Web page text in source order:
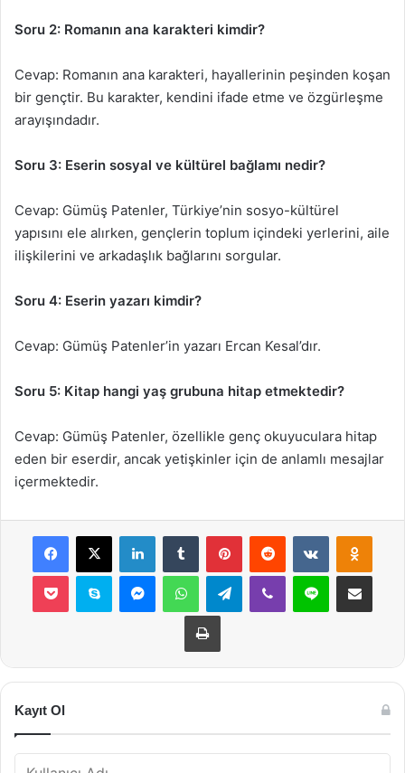
Soru 2: Romanın ana karakteri kimdir?
Cevap: Romanın ana karakteri, hayallerinin peşinden koşan
bir gençtir. Bu karakter, kendini ifade etme ve özgürleşme
arayışındadır.
Soru 3: Eserin sosyal ve kültürel bağlamı nedir?
Cevap: Gümüş Patenler, Türkiye’nin sosyo-kültürel
yapısını ele alırken, gençlerin toplum içindeki yerlerini, aile
ilişkilerini ve arkadaşlık bağlarını sorgular.
Soru 4: Eserin yazarı kimdir?
Cevap: Gümüş Patenler’in yazarı Ercan Kesal’dır.
Soru 5: Kitap hangi yaş grubuna hitap etmektedir?
Cevap: Gümüş Patenler, özellikle genç okuyuculara hitap
eden bir eserdir, ancak yetişkinler için de anlamlı mesajlar
içermektedir.
Facebook
X LinkedInTumblr PinterestReddit VKontakte
Pocket Skype MessengerWhatsAppTelegramViber Line E-Posta ile
Yazdır
Kayıt Ol